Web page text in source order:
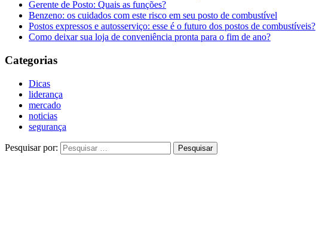
Gerente de Posto: Quais as funções?
Benzeno: os cuidados com este risco em seu posto de combustível
Postos expressos e autosserviço: esse é o futuro dos postos de combustíveis?
Como deixar sua loja de conveniência pronta para o fim de ano?
Categorias
Dicas
liderança
mercado
noticias
segurança
Pesquisar por: